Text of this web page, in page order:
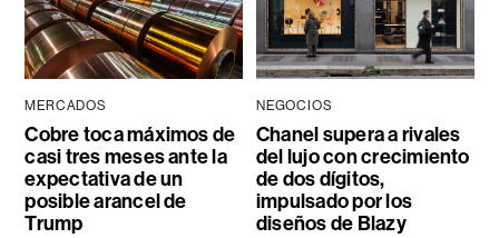
MERCADOS
Cobre toca máximos de
casi tres meses ante la
expectativa de un
posible arancel de
Trump
NEGOCIOS
Chanel supera a rivales
del lujo con crecimiento
de dos dígitos,
impulsado por los
diseños de Blazy